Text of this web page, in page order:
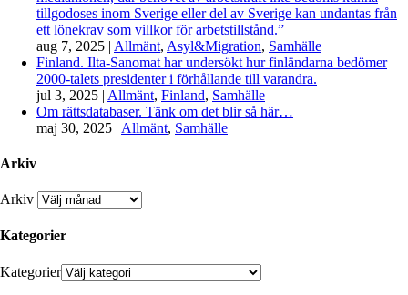
tillgodoses inom Sverige eller del av Sverige kan undantas från
ett lönekrav som villkor för arbetstillstånd.”
aug 7, 2025 | Allmänt, Asyl&Migration, Samhälle
Finland. Ilta-Sanomat har undersökt hur finländarna bedömer
2000-talets presidenter i förhållande till varandra.
jul 3, 2025 | Allmänt, Finland, Samhälle
Om rättsdatabaser. Tänk om det blir så här…
maj 30, 2025 | Allmänt, Samhälle
Arkiv
Arkiv
Kategorier
Kategorier